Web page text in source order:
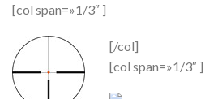
[col span=»1/3″ ]
[/col]
[col span=»1/3″ ]